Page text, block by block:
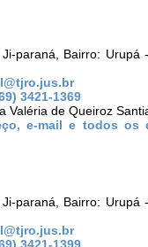
Ji-paraná, Bairro: Urupá
3421-1369
Valéria de Queiroz
e-mail e todos os
Ji-paraná, Bairro: Urupá
3421-1399